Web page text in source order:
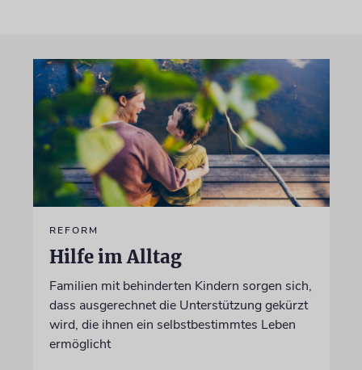
REFORM
Hilfe im Alltag
Familien mit behinderten Kindern sorgen sich,
dass ausgerechnet die Unterstützung gekürzt
wird, die ihnen ein selbstbestimmtes Leben
ermöglicht